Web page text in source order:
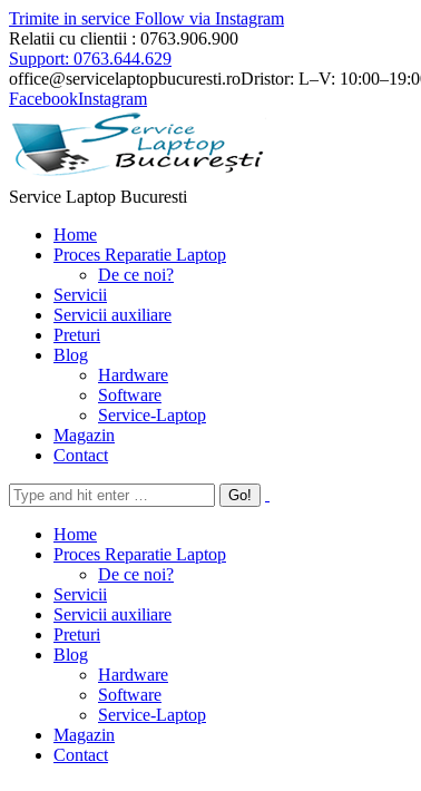
Trimite in service Follow via Instagram
Relatii cu clientii : 0763.906.900
Support: 0763.644.629
office@servicelaptopbucuresti.roDristor: L–V:
FacebookInstagram
Service Laptop Bucuresti
Home
Proces Reparatie Laptop
De ce noi?
Servicii
Servicii auxiliare
Preturi
Blog
Hardware
Software
Service-Laptop
Magazin
Contact
Home
Proces Reparatie Laptop
De ce noi?
Servicii
Servicii auxiliare
Preturi
Blog
Hardware
Software
Service-Laptop
Magazin
Contact